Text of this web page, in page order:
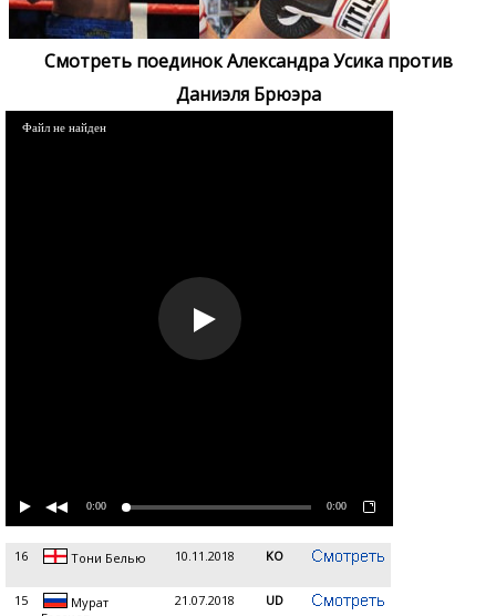
Смотреть поединок Александра Усика против
Даниэля Брюэра
Файл не найден
0:00 0:00
16 Тони Белью 10.11.2018 KO
15
Мурат
21.07.2018 UD